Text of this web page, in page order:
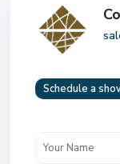
Schedule a